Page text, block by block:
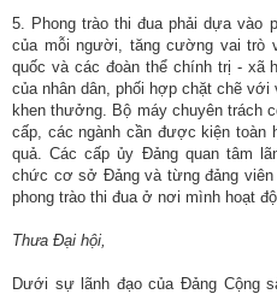
5. Phong trào thi đua phải dựa vào
của mỗi người, tăng cường vai trò
quốc và các đoàn thể chính trị - xã
của nhân dân, phối hợp chặt chẽ
khen thưởng. Bộ máy chuyên trách
cấp, các ngành cần được kiện toàn
quả. Các cấp ủy Đảng quan tâm
chức cơ sở Đảng và từng đảng viên
phong trào thi đua ở nơi mình hoạt
Thưa Đại hội,
Dưới sự lãnh đạo của Đảng Cộng